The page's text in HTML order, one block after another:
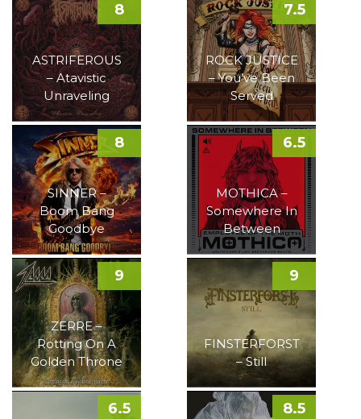
ASTRIFEROUS
– Atavistic
Unraveling
8
ROCK JUSTICE
– You’ve Been
Served
7.5
SINNER –
Boom Bang
Goodbye
8
MOTHICA –
Somewhere In
Between
6.5
ZERRE –
Rotting On A
Golden Throne
9
FINSTERFORST
– Still
9
6.5 8.5